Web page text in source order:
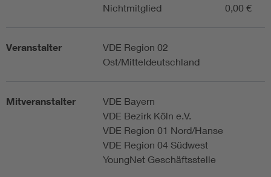
Nichtmitglied
0,00 €
Veranstalter
VDE Region 02
Ost/Mitteldeutschland
Mitveranstalter
VDE Bayern
VDE Bezirk Köln e.V.
VDE Region 01 Nord/Hanse
VDE Region 04 Südwest
YoungNet Geschäftsstelle